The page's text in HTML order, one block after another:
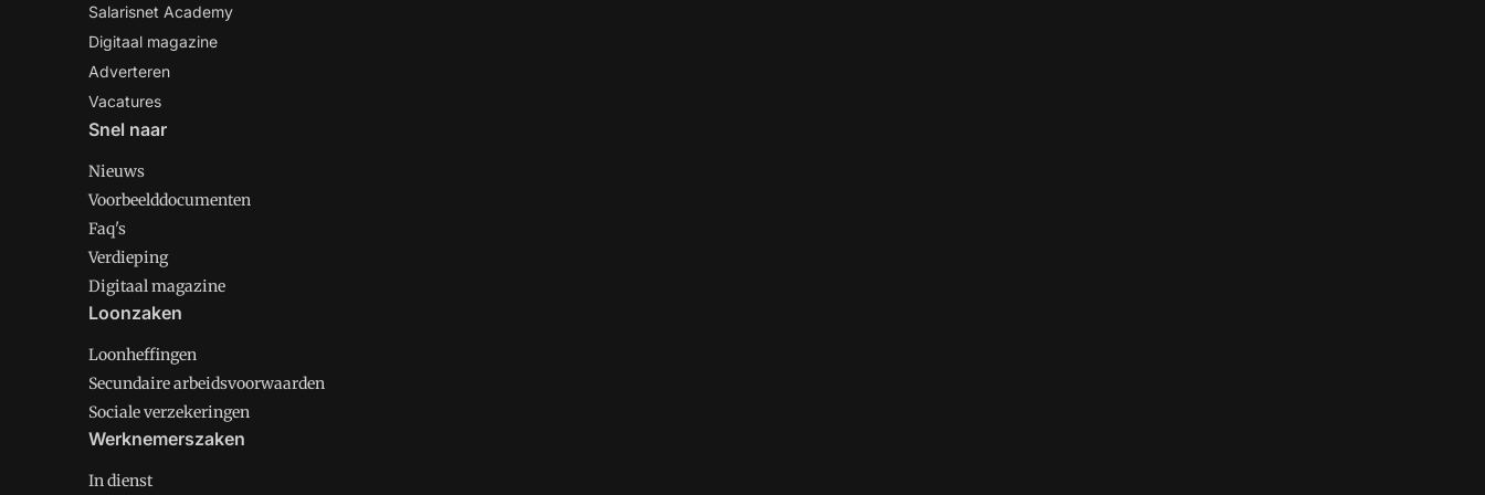
Salarisnet Academy
Digitaal magazine
Adverteren
Vacatures
Snel naar
Nieuws
Voorbeelddocumenten
Faq's
Verdieping
Digitaal magazine
Loonzaken
Loonheffingen
Secundaire arbeidsvoorwaarden
Sociale verzekeringen
Werknemerszaken
In dienst